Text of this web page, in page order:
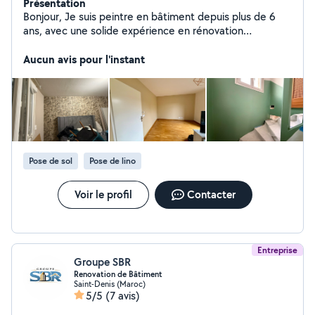
Bonjour, Je suis peintre en bâtiment depuis plus de 6
ans, avec une solide expérience en rénovation
professionnelles, incluant : Préparation des supports
boiseries Finitions propres et durables Nettoyage
complet du chantier après travaux Pose de papier peint
Pose de toile de verre Pose de carrelage Pose de
parquet Je travaille avec sérieux, ponctualité et souci du
détail. N'hésitez pas à me contacter pour un devis ou
pour discuter de votre projet.
Aucun avis pour l'instant
Pose de sol Pose de lino
Voir le profil Contacter
Entreprise
Groupe SBR
Renovation de Bâtiment
Saint-Denis (Maroc)
5/5 (7 avis)